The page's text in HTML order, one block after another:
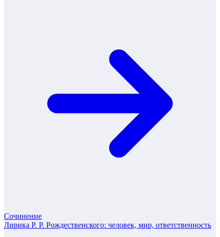
Сочинение
Лирика Р. Р. Рождественского: человек, мир, ответственность